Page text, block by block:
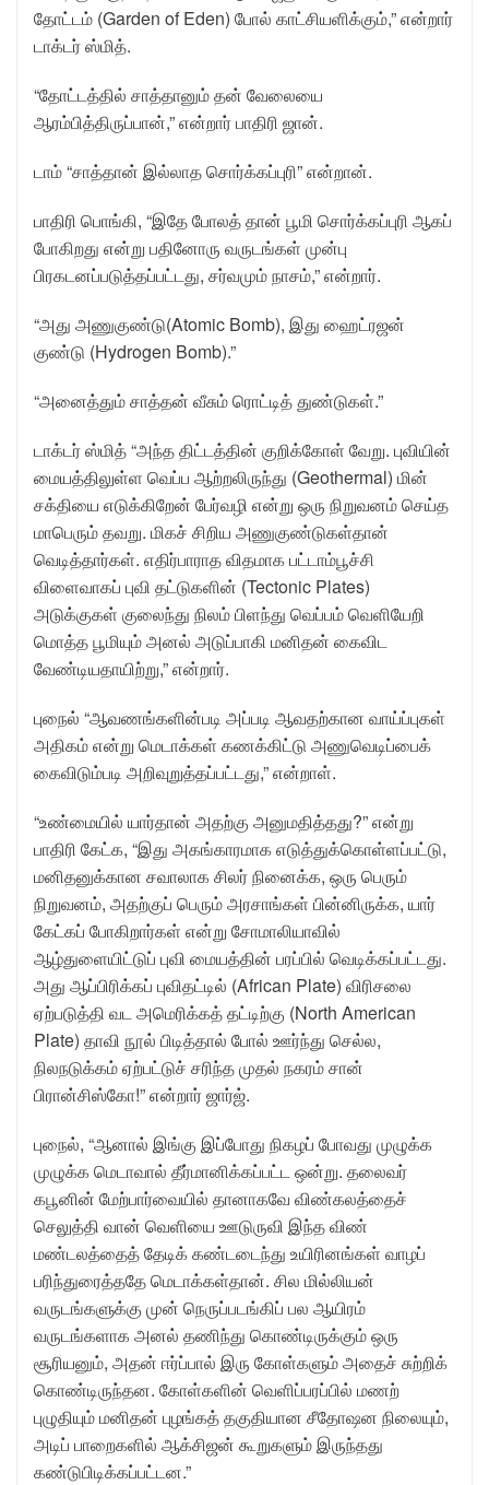
தோட்டம் (Garden of Eden) போல் காட்சியளிக்கும்,” என்றார்
டாக்டர் ஸ்மித்.
“தோட்டத்தில் சாத்தானும் தன் வேலையை
ஆரம்பித்திருப்பான்,” என்றார் பாதிரி ஜான்.
டாம் “சாத்தான் இல்லாத சொர்க்கப்புரி” என்றான்.
பாதிரி பொங்கி, “இதே போலத் தான் பூமி சொர்க்கப்புரி ஆகப்
போகிறது என்று பதினோரு வருடங்கள் முன்பு
பிரகடனப்படுத்தப்பட்டது, சர்வமும் நாசம்,” என்றார்.
“அது அணுகுண்டு(Atomic Bomb), இது ஹைட்ரஜன்
குண்டு (Hydrogen Bomb).”
“அனைத்தும் சாத்தன் வீசும் ரொட்டித் துண்டுகள்.”
டாக்டர் ஸ்மித் “அந்த திட்டத்தின் குறிக்கோள் வேறு. புவியின்
மையத்திலுள்ள வெப்ப ஆற்றலிருந்து (Geothermal) மின்
சக்தியை எடுக்கிறேன் பேர்வழி என்று ஒரு நிறுவனம் செய்த
மாபெரும் தவறு. மிகச் சிறிய அணுகுண்டுகள்தான்
வெடித்தார்கள். எதிர்பாராத விதமாக பட்டாம்பூச்சி
விளைவாகப் புவி தட்டுகளின் (Tectonic Plates)
அடுக்குகள் குலைந்து நிலம் பிளந்து வெப்பம் வெளியேறி
மொத்த பூமியும் அனல் அடுப்பாகி மனிதன் கைவிட
வேண்டியதாயிற்று,” என்றார்.
புநைல் “ஆவணங்களின்படி அப்படி ஆவதற்கான வாய்ப்புகள்
அதிகம் என்று மெடாக்கள் கணக்கிட்டு அணுவெடிப்பைக்
கைவிடும்படி அறிவுறுத்தப்பட்டது,” என்றாள்.
“உண்மையில் யார்தான் அதற்கு அனுமதித்தது?” என்று
பாதிரி கேட்க, “இது அகங்காரமாக எடுத்துக்கொள்ளப்பட்டு,
மனிதனுக்கான சவாலாக சிலர் நினைக்க, ஒரு பெரும்
நிறுவனம், அதற்குப் பெரும் அரசாங்கள் பின்னிருக்க, யார்
கேட்கப் போகிறார்கள் என்று சோமாலியாவில்
ஆழ்துளையிட்டுப் புவி மையத்தின் பரப்பில் வெடிக்கப்பட்டது.
அது ஆப்பிரிக்கப் புவிதட்டில் (African Plate) விரிசலை
ஏற்படுத்தி வட அமெரிக்கத் தட்டிற்கு (North American
Plate) தாவி நூல் பிடித்தால் போல் ஊர்ந்து செல்ல,
நிலநடுக்கம் ஏற்பட்டுச் சரிந்த முதல் நகரம் சான்
பிரான்சிஸ்கோ!” என்றார் ஜார்ஜ்.
புநைல், “ஆனால் இங்கு இப்போது நிகழப் போவது முழுக்க
முழுக்க மெடாவால் தீர்மானிக்கப்பட்ட ஒன்று. தலைவர்
கபூனின் மேற்பார்வையில் தானாகவே விண்கலத்தைச்
செலுத்தி வான் வெளியை ஊடுருவி இந்த விண்
மண்டலத்தைத் தேடிக் கண்டடைந்து உயிரினங்கள் வாழப்
பரிந்துரைத்ததே மெடாக்கள்தான். சில மில்லியன்
வருடங்களுக்கு முன் நெருப்படங்கிப் பல ஆயிரம்
வருடங்களாக அனல் தணிந்து கொண்டிருக்கும் ஒரு
சூரியனும், அதன் ஈர்ப்பால் இரு கோள்களும் அதைச் சுற்றிக்
கொண்டிருந்தன. கோள்களின் வெளிப்பரப்பில் மணற்
புழுதியும் மனிதன் புழங்கத் தகுதியான சீதோஷன நிலையும்,
அடிப் பாறைகளில் ஆக்சிஜன் கூறுகளும் இருந்தது
கண்டுபிடிக்கப்பட்டன.”